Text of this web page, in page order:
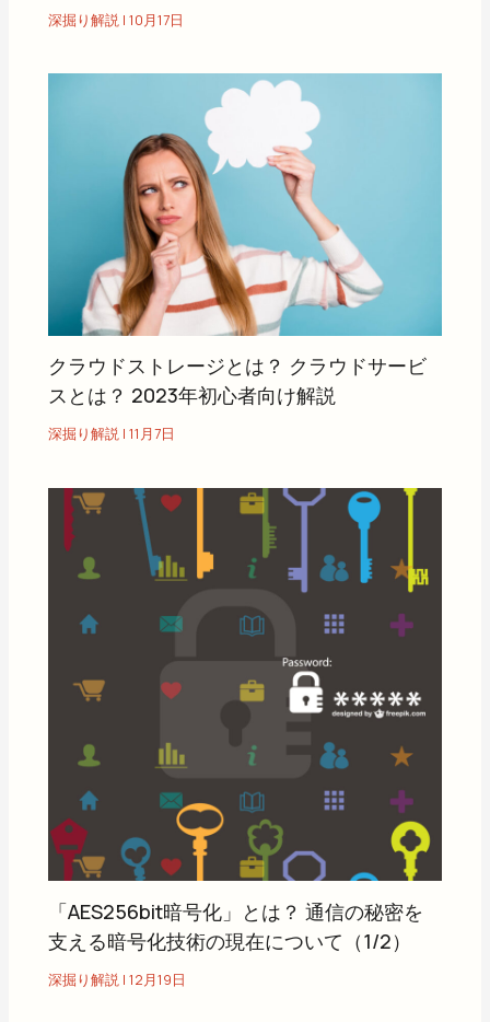
深掘り解説 |10月17日
クラウドストレージとは？ クラウドサービ
スとは？ 2023年初心者向け解説
深掘り解説 |11月7日
「AES256bit暗号化」とは？ 通信の秘密を
支える暗号化技術の現在について（1/2）
深掘り解説 |12月19日